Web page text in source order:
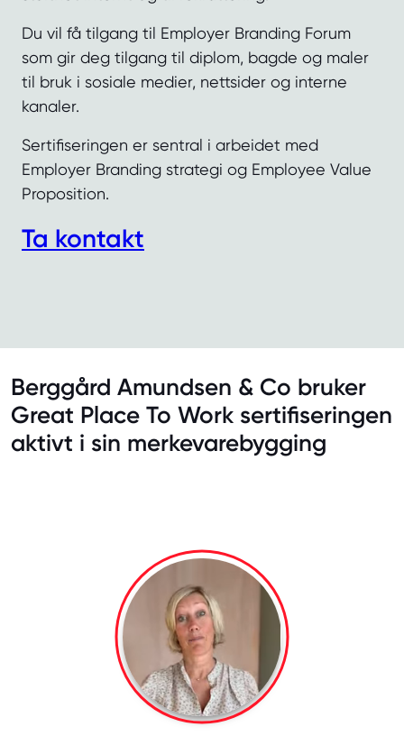
Du vil få tilgang til Employer Branding Forum
som gir deg tilgang til diplom, bagde og maler
til bruk i sosiale medier, nettsider og interne
kanaler.
Sertifiseringen er sentral i arbeidet med
Employer Branding strategi og Employee Value
Proposition.
Ta kontakt
Berggård Amundsen & Co bruker
Great Place To Work sertifiseringen
aktivt i sin merkevarebygging